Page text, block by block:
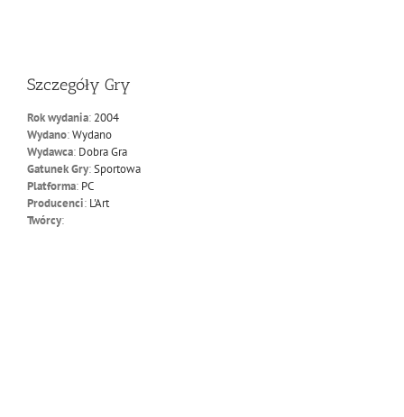
Szczegóły Gry
Rok wydania: 2004
Wydano:Wydano
Wydawca: Dobra Gra
Gatunek Gry:Sportowa
Platforma: PC
Producenci: L'Art
Twórcy: